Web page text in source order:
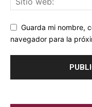
Guarda mi nombre,
navegador para la